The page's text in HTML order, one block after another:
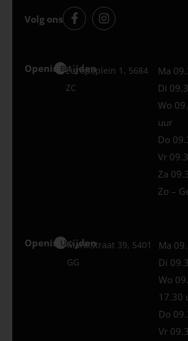
Volg ons
Openingstijden
Best
Europaplein 1, 5684
ZC
Ma
Di
Wo
uur
Do
Vr
Za
Zo –
Openingstijden
Uden
Marktstraat 39, 5401
GG
Ma
Di
Wo
17.30
Do
Vr